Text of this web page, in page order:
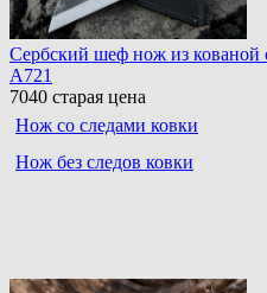
Сербский шеф нож из кованой
A721
7040 старая цена
Нож со следами ковки
Нож без следов ковки